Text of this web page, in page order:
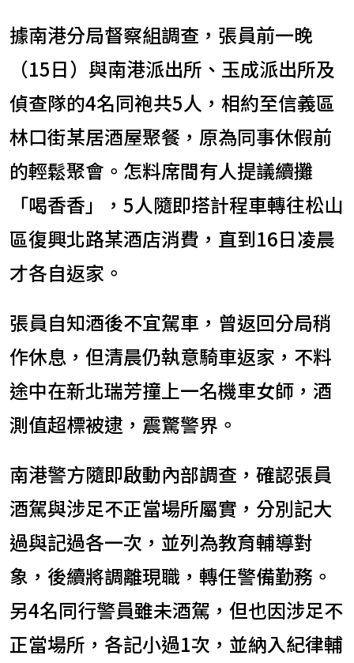
據南港分局督察組調查，張員前一晚
（15日）與南港派出所、玉成派出所及
偵查隊的4名同袍共5人，相約至信義區
林口街某居酒屋聚餐，原為同事休假前
的輕鬆聚會。怎料席間有人提議續攤
「喝香香」，5人隨即搭計程車轉往松山
區復興北路某酒店消費，直到16日凌晨
才各自返家。
張員自知酒後不宜駕車，曾返回分局稍
作休息，但清晨仍執意騎車返家，不料
途中在新北瑞芳撞上一名機車女師，酒
測值超標被逮，震驚警界。
南港警方隨即啟動內部調查，確認張員
酒駕與涉足不正當場所屬實，分別記大
過與記過各一次，並列為教育輔導對
象，後續將調離現職，轉任警備勤務。
另4名同行警員雖未酒駕，但也因涉足不
正當場所，各記小過1次，並納入紀律輔